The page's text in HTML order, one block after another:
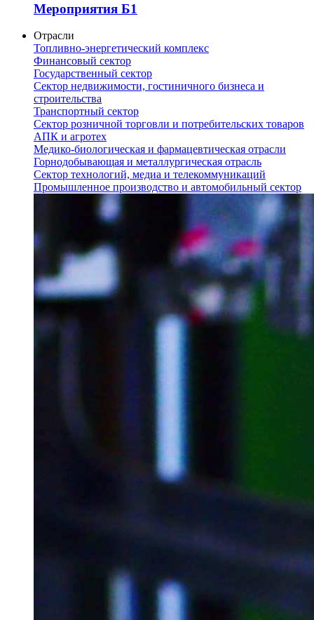
Мероприятия Б1
Отрасли
Топливно-энергетический комплекс
Финансовый сектор
Государственный сектор
Сектор недвижимости, гостиничного бизнеса и
строительства
Транспортный сектор
Сектор розничной торговли и потребительских товаров
АПК и агротех
Медико-биологическая и фармацевтическая отрасли
Горнодобывающая и металлургическая отрасль
Сектор технологий, медиа и телекоммуникаций
Промышленное производство и автомобильный сектор